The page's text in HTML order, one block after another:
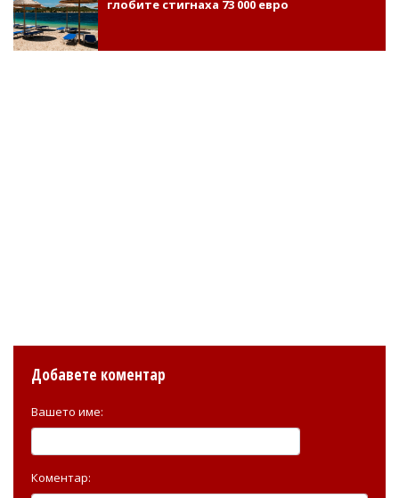
глобите стигнаха 73 000 евро
Добавете коментар
Вашето име:
Коментар: